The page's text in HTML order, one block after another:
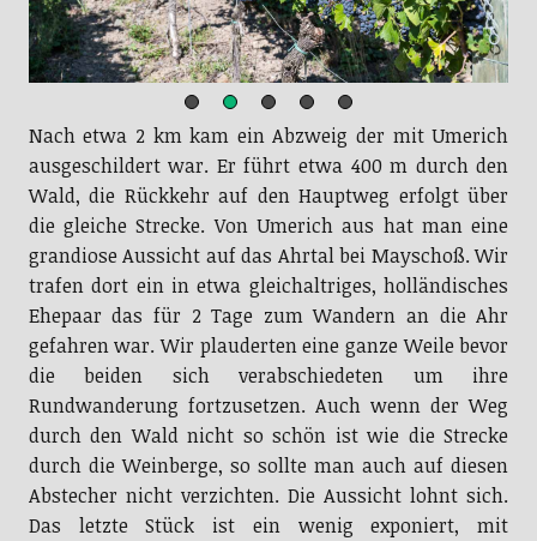
Nach etwa 2 km kam ein Abzweig der mit Umerich
ausgeschildert war. Er führt etwa 400 m durch den
Wald, die Rückkehr auf den Hauptweg erfolgt über
die gleiche Strecke. Von Umerich aus hat man eine
grandiose Aussicht auf das Ahrtal bei Mayschoß. Wir
trafen dort ein in etwa gleichaltriges, holländisches
Ehepaar das für 2 Tage zum Wandern an die Ahr
gefahren war. Wir plauderten eine ganze Weile bevor
die beiden sich verabschiedeten um ihre
Rundwanderung fortzusetzen. Auch wenn der Weg
durch den Wald nicht so schön ist wie die Strecke
durch die Weinberge, so sollte man auch auf diesen
Abstecher nicht verzichten. Die Aussicht lohnt sich.
Das letzte Stück ist ein wenig exponiert, mit